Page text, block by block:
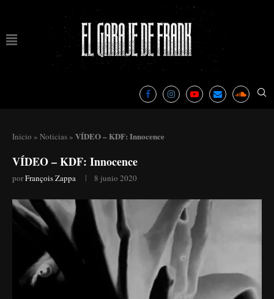
Inicio » Noticias » VÍDEO – KDF: Innocence
VÍDEO – KDF: Innocence
porFrançois Zappa 8 junio 2020